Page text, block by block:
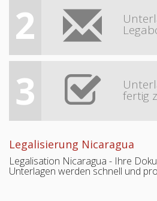
2
3 fertig
Legalisierung Nicaragua
Legalisation Nicaragua - Ihre
Unterlagen werden schnell und